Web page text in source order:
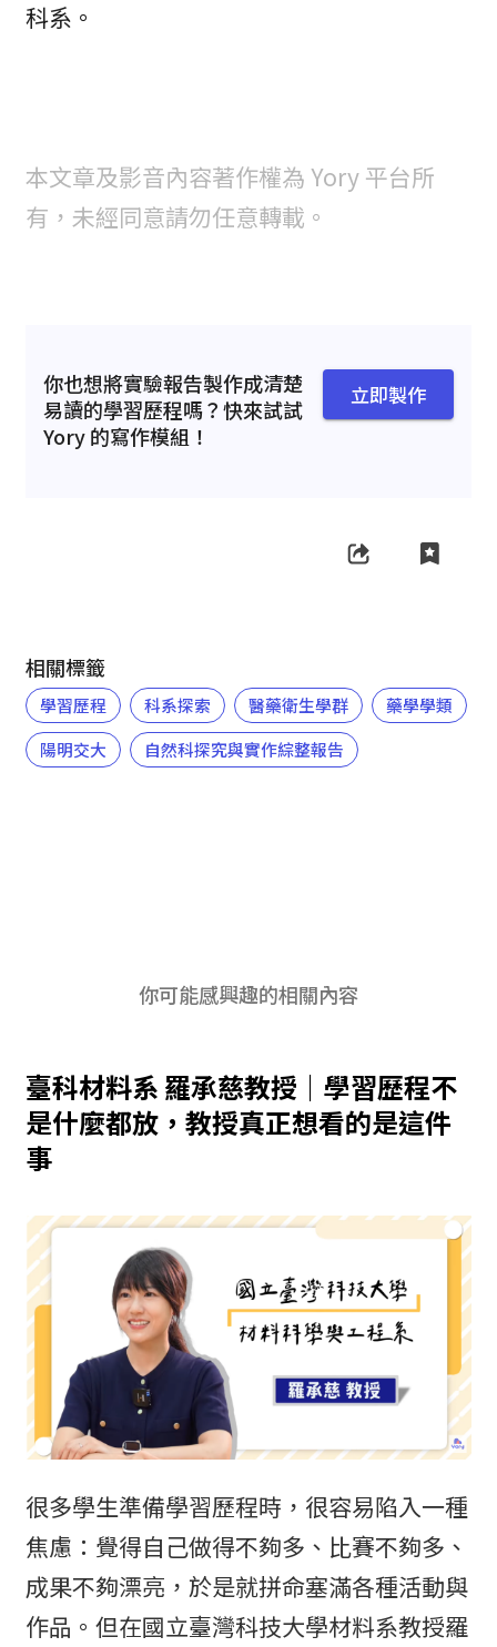
科系。
本文章及影音內容著作權為 Yory 平台所
有，未經同意請勿任意轉載。
你也想將實驗報告製作成清楚
易讀的學習歷程嗎？快來試試
Yory 的寫作模組！
立即製作
相關標籤
學習歷程 科系探索 醫藥衛生學群
藥學學類
陽明交大
自然科探究與實作綜整報告
你可能感興趣的相關內容
臺科材料系 羅承慈教授｜學習歷程不
是什麼都放，教授真正想看的是這件
事
很多學生準備學習歷程時，很容易陷入一種
焦慮：覺得自己做得不夠多、比賽不夠多、
成果不夠漂亮，於是就拼命塞滿各種活動與
作品。但在國立臺灣科技大學材料系教授羅